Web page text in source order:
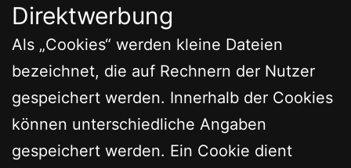
Direktwerbung
Als „Cookies“ werden kleine Dateien
bezeichnet, die auf Rechnern der Nutzer
gespeichert werden. Innerhalb der Cookies
können unterschiedliche Angaben
gespeichert werden. Ein Cookie dient